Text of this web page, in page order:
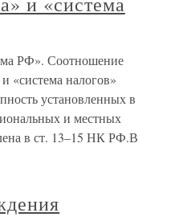
РФ». Соотношение
«система налогов»
установленных в
и местных
в ст. 13–15 НК РФ.В